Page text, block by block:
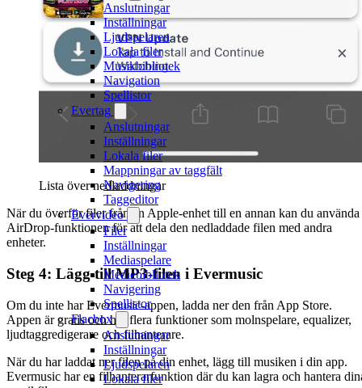
Anslutningar
Inställningar
Ljudspelaren
Lokala filer
Musikbibliotek
Navigation
Spellistor
Evertag
Anslutningar
Inställningar
Lokala filer
Mappningar av taggfält
Navigering
Taggeditor
Evervideo
Filer
Inställningar
Mediaspelare
Mediebibliotek
Navigering
Spellistor
Flacbox
Anslutningar
Inställningar
Ljudspelaren
Lokala filer
Lista över nedladdningar
När du överför filer från en Apple-enhet till en annan kan du använda
AirDrop-funktionen för att dela den nedladdade filen med andra
enheter.
Steg 4: Lägg till MP3-filen i Evermusic
Om du inte har Evermusic-appen, ladda ner den från App Store.
Appen är gratis och har flera funktioner som molnspelare, equalizer,
ljudtaggredigerare och filhanterare.
När du har laddat ner filen på din enhet, lägg till musiken i din app.
Evermusic har en filhanterarfunktion där du kan lagra och hantera